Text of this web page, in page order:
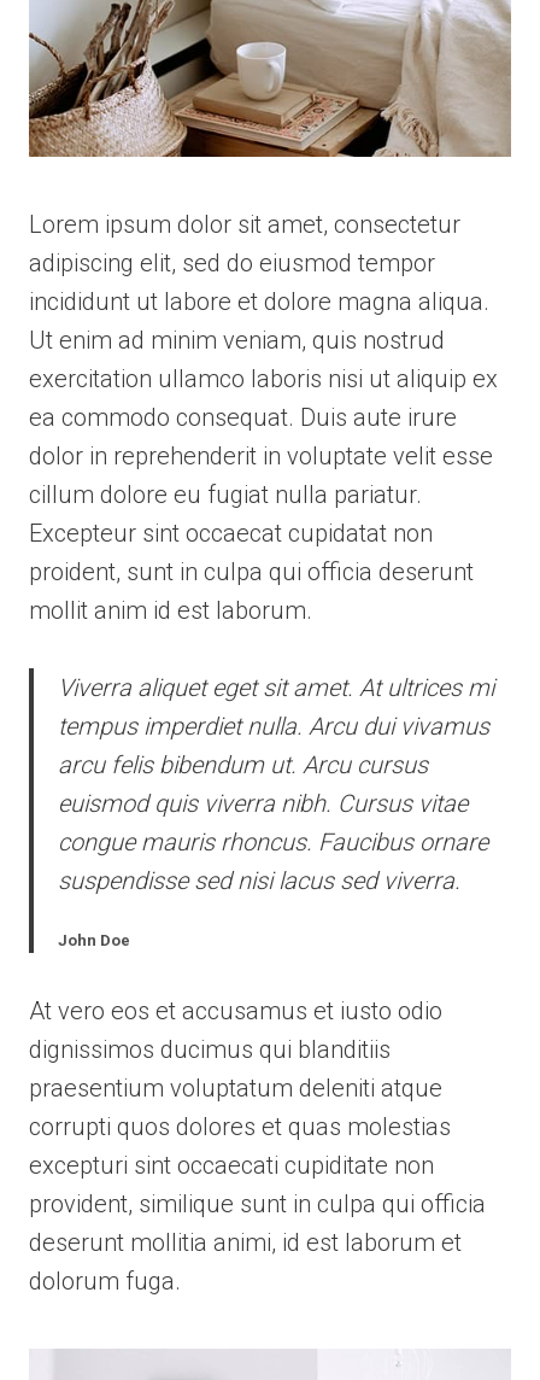
Lorem ipsum dolor sit amet, consectetur
adipiscing elit, sed do eiusmod tempor
incididunt ut labore et dolore magna aliqua.
Ut enim ad minim veniam, quis nostrud
exercitation ullamco laboris nisi ut aliquip ex
ea commodo consequat. Duis aute irure
dolor in reprehenderit in voluptate velit esse
cillum dolore eu fugiat nulla pariatur.
Excepteur sint occaecat cupidatat non
proident, sunt in culpa qui officia deserunt
mollit anim id est laborum.
Viverra aliquet eget sit amet. At ultrices mi
tempus imperdiet nulla. Arcu dui vivamus
arcu felis bibendum ut. Arcu cursus
euismod quis viverra nibh. Cursus vitae
congue mauris rhoncus. Faucibus ornare
suspendisse sed nisi lacus sed viverra.
John Doe
At vero eos et accusamus et iusto odio
dignissimos ducimus qui blanditiis
praesentium voluptatum deleniti atque
corrupti quos dolores et quas molestias
excepturi sint occaecati cupiditate non
provident, similique sunt in culpa qui officia
deserunt mollitia animi, id est laborum et
dolorum fuga.